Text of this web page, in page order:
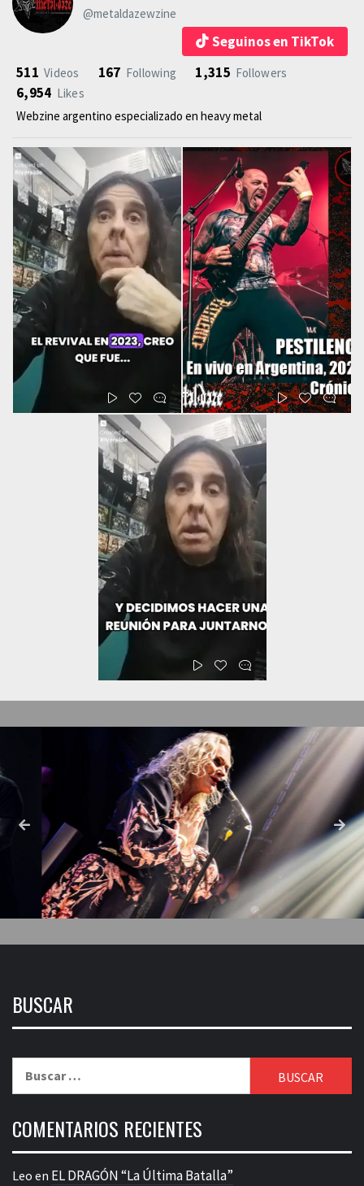
@metaldazewzine
Seguinos en TikTok
511 Videos 167 Following 1,315 Followers
6,954 Likes
Webzine argentino especializado en heavy metal
BUSCAR
COMENTARIOS RECIENTES
Leo en EL DRAGÓN “La Última Batalla”